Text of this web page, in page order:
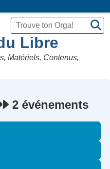
Libre
Matériels, Contenus,
2 événements